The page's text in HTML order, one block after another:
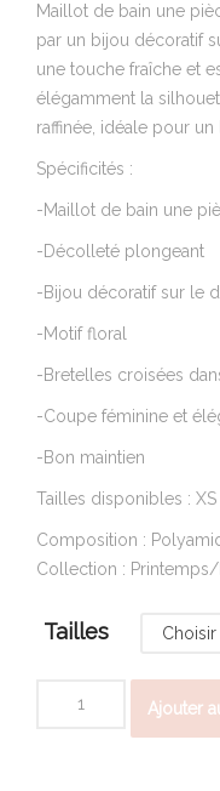
Maillot de bain une
par un bijou décoratif
une touche fraîche et
élégamment la
raffinée, idéale pour
Spécificités :
-Maillot de bain une
-Décolleté plongeant
-Bijou décoratif sur le
-Motif floral
-Bretelles croisées
-Coupe féminine et
-Bon maintien
Tailles disponibles : XS
Composition :
Collection :
Tailles
Ajouter